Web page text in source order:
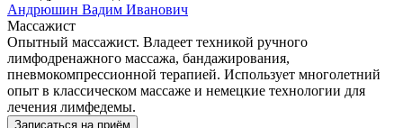
Андрюшин Вадим Иванович
Массажист
Опытный массажист. Владеет техникой ручного
лимфодренажного массажа, бандажирования,
пневмокомпрессионной терапией. Использует многолетний
опыт в классическом массаже и немецкие технологии для
лечения лимфедемы.
Записаться на приём